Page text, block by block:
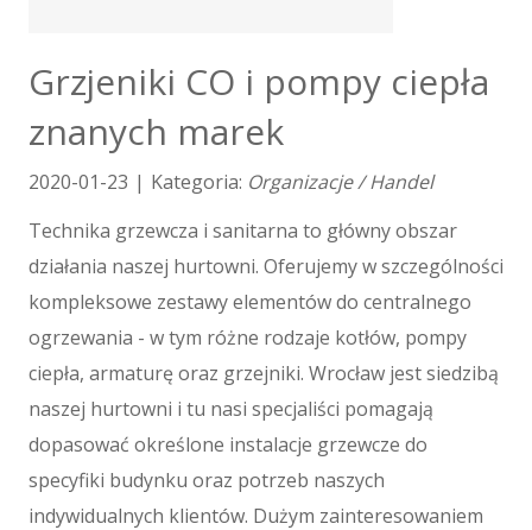
Biżuteria
Dla Dzieci
Wyposażenie Wnętrz
Wyposażenie Łazienki
Odzież
Elektronika, RTV, AGD
Art. Dla Zwierząt
Ogród, Rośliny
Chemia
Art. Spożywcze
Materiały Eksploatacyjne
Inne Sklepy
Grzjeniki CO i pompy ciepła
znanych marek
2020-01-23 | Kategoria: Organizacje / Handel
Technika grzewcza i sanitarna to główny obszar
działania naszej hurtowni. Oferujemy w szczególności
kompleksowe zestawy elementów do centralnego
ogrzewania - w tym różne rodzaje kotłów, pompy
ciepła, armaturę oraz grzejniki. Wrocław jest siedzibą
naszej hurtowni i tu nasi specjaliści pomagają
dopasować określone instalacje grzewcze do
specyfiki budynku oraz potrzeb naszych
indywidualnych klientów. Dużym zainteresowaniem